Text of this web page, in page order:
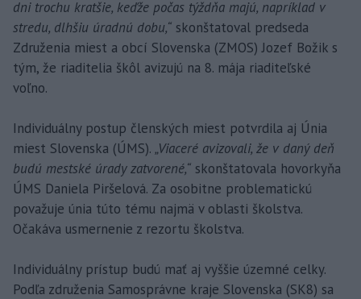
dni trochu kratšie, keďže počas týždňa majú, napríklad v
stredu, dlhšiu úradnú dobu,“ skonštatoval predseda
Združenia miest a obcí Slovenska (ZMOS) Jozef Božik s
tým, že riaditelia škôl avizujú na 8. mája riaditeľské
voľno.
Individuálny postup členských miest potvrdila aj Únia
miest Slovenska (ÚMS). „Viaceré avizovali, že v daný deň
budú mestské úrady zatvorené,“ skonštatovala hovorkyňa
ÚMS Daniela Piršelová. Za osobitne problematickú
považuje únia túto tému najmä v oblasti školstva.
Očakáva usmernenie z rezortu školstva.
Individuálny prístup budú mať aj vyššie územné celky.
Podľa združenia Samosprávne kraje Slovenska (SK8) sa